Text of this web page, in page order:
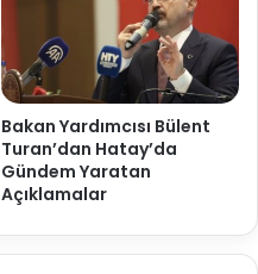
Bakan Yardımcısı Bülent
Turan’dan Hatay’da
Gündem Yaratan
Açıklamalar